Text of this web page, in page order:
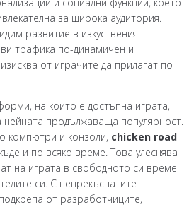
за широка аудитория.
развитие в изкуствения
трафика по-динамичен и
от играчите да прилагат по-
на които е достъпна играта,
продължаваща популярност.
компютри и конзоли, chicken road
и по всяко време. Това улеснява
на играта в свободното си време
си. С непрекъснатите
от разработчиците,